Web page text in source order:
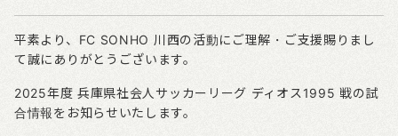
平素より、 FC SONHO 川西の活動にご理解・ご支援賜りまし
て誠にありがとうございます。
2025年度 兵庫県社会人サッカーリーグ ディオス1995戦の試
合情報をお知らせいたします。